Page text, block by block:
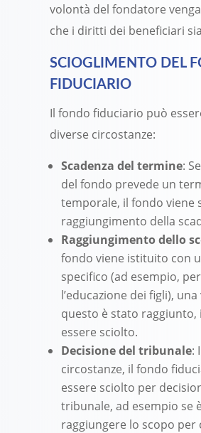
volontà del fondatore
che i diritti dei beneficiari
SCIOGLIMENTO DEL
FIDUCIARIO
Il fondo fiduciario può
diverse circostanze:
Scadenza del termine:
del fondo prevede un
temporale, il fondo viene
raggiungimento della
Raggiungimento dello
fondo viene istituito con
specifico (ad esempio,
l’educazione dei figli),
questo è stato raggiunto,
essere sciolto.
Decisione del tribunale:
circostanze, il fondo
essere sciolto per
tribunale, ad esempio se
raggiungere lo scopo per